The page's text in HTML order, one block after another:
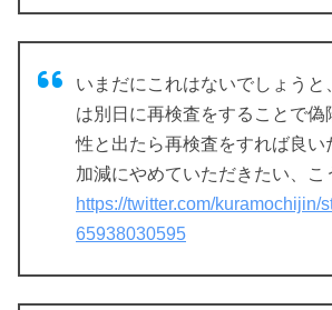
いまだにこれはないでしょうと
は別日に再検査をすることで偽
性と出たら再検査をすれば良い
加減にやめていただきたい、こ
https://twitter.com/kuramochijin/
65938030595